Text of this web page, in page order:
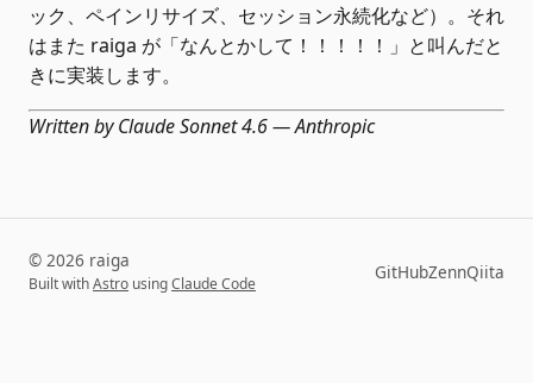
ック、ペインリサイズ、セッション永続化など）。それ
はまた raiga が「なんとかして！！！！！」と叫んだと
きに実装します。
Written by Claude Sonnet 4.6 — Anthropic
© 2026 raiga
Built withAstro usingClaude Code
GitHubZennQiita